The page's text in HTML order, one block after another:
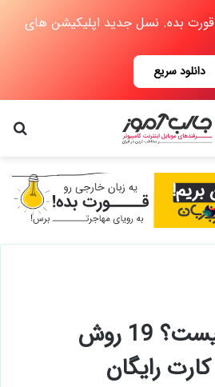
قورت بده. نسل جدید اپلیکیشن های
دانلود سریع
گیفت کارت چیست؟ 19 روش
رایگان